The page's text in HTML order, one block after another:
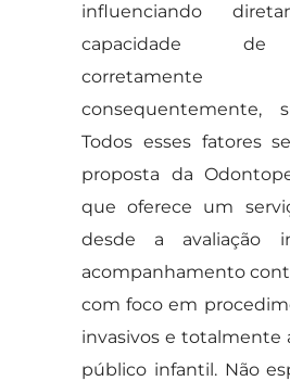
influenciando
capacidade de
consequentemente,
Todos esses fatores
proposta da
que oferece um
desde a avaliação
acompanhamento
com foco em
invasivos e totalmente
público infantil. Não